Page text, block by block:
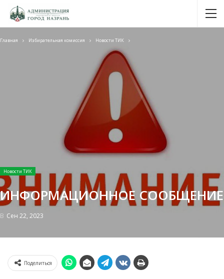
Главная Избирательная комиссия Новости ТИК
Новости ТИК
ИНФОРМАЦИОННОЕ СООБЩЕНИЕ
В Сен 22, 2023
Поделиться